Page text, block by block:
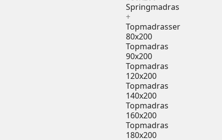
Springmadras
+
Topmadrasser
80x200
Topmadras
90x200
Topmadras
120x200
Topmadras
140x200
Topmadras
160x200
Topmadras
180x200